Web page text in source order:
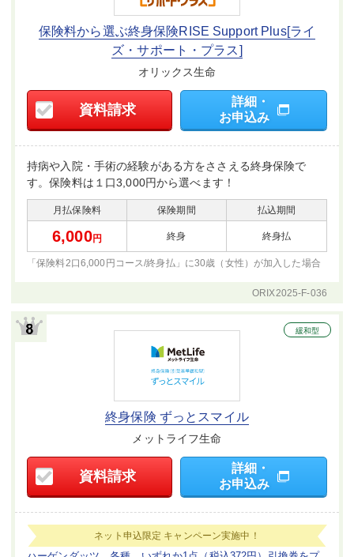
保険料から選ぶ終身保険RISE Support Plus[ライ
ズ・サポート・プラス]
オリックス生命
資料請求
詳細・
お申込み
持病や入院・手術の経験がある方をささえる終身保険で
す。保険料は１口3,000円から選べます！
月払保険料 保険期間 払込期間
6,000円 終身 終身払
「保険料2口6,000円コース/終身払」に30歳（女性）が加入した場合
ORIX2025-F-036
終身保険 ずっとスマイル
メットライフ生命
緩和型
資料請求
詳細・
お申込み
ネット申込限定 キャンペーン実施中！